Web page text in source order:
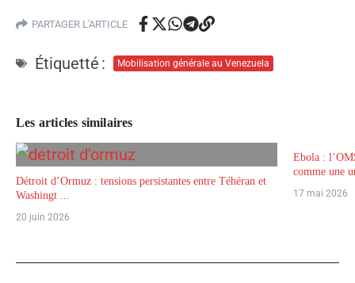
PARTAGER L'ARTICLE
Étiquetté : Mobilisation générale au Venezuela
Les articles similaires
Détroit d’Ormuz : tensions persistantes entre Téhéran et
Washingt ...
20 juin 2026
Ebola :
comme une
17 mai 2026